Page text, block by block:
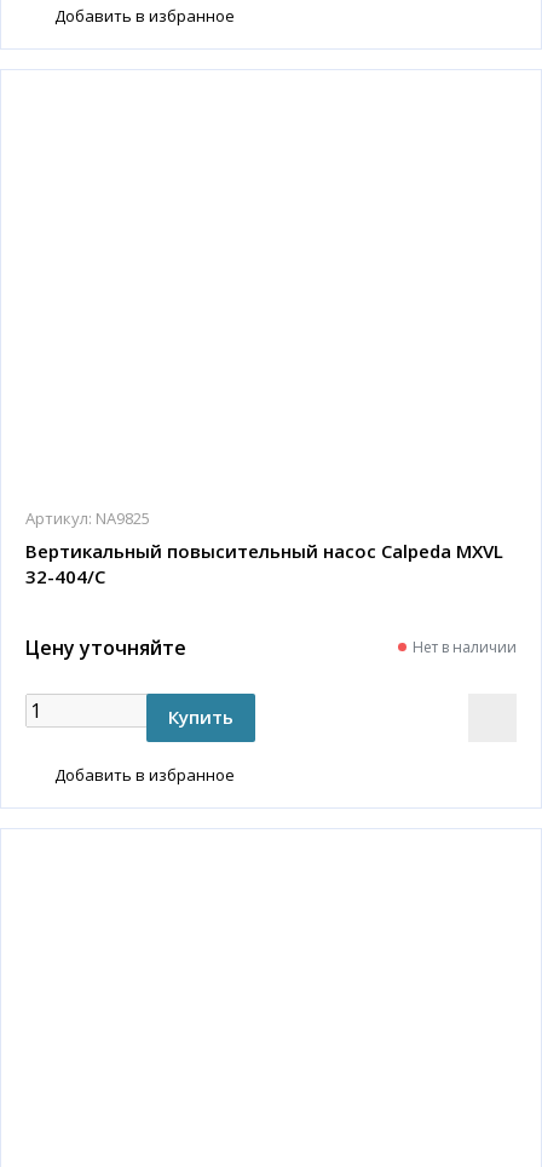
Добавить в избранное
Артикул: NA9825
Вертикальный повысительный насос Calpeda MXVL
32-404/C
Цену уточняйте Нет в наличии
Добавить в избранное